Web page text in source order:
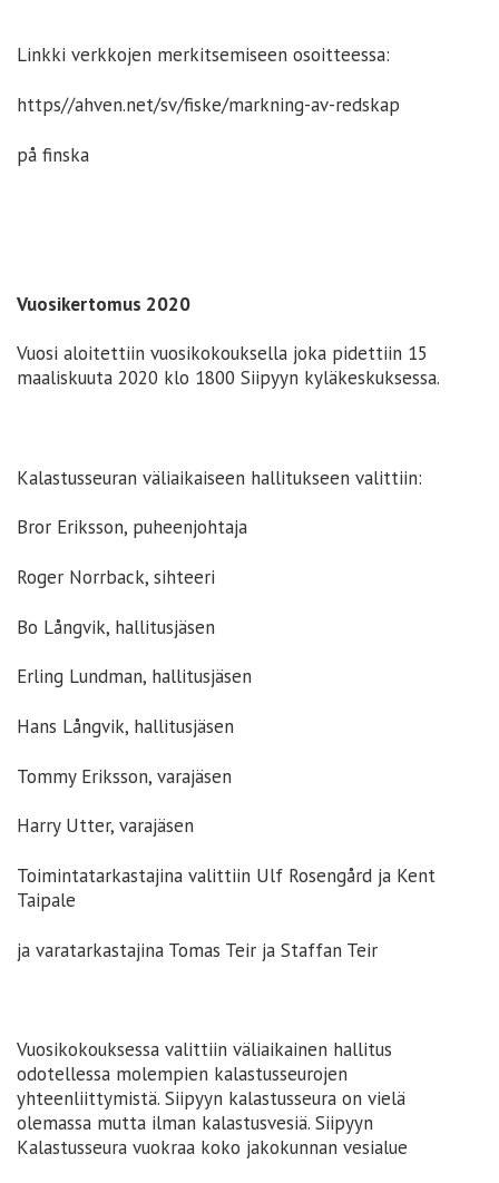
Linkki verkkojen merkitsemiseen osoitteessa:
https//ahven.net/sv/fiske/markning-av-redskap
på finska
Vuosikertomus 2020
Vuosi aloitettiin vuosikokouksella joka pidettiin 15
maaliskuuta 2020 klo 1800 Siipyyn kyläkeskuksessa.
Kalastusseuran väliaikaiseen hallitukseen valittiin:
Bror Eriksson, puheenjohtaja
Roger Norrback, sihteeri
Bo Långvik, hallitusjäsen
Erling Lundman, hallitusjäsen
Hans Långvik, hallitusjäsen
Tommy Eriksson, varajäsen
Harry Utter, varajäsen
Toimintatarkastajina valittiin Ulf Rosengård ja Kent
Taipale
ja varatarkastajina Tomas Teir ja Staffan Teir
Vuosikokouksessa valittiin väliaikainen hallitus
odotellessa molempien kalastusseurojen
yhteenliittymistä. Siipyyn kalastusseura on vielä
olemassa mutta ilman kalastusvesiä. Siipyyn
Kalastusseura vuokraa koko jakokunnan vesialue